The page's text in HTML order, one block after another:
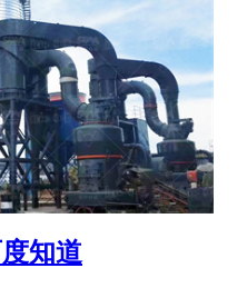
知道